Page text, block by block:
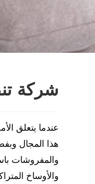
شركة
عندما يتعلق
هذا المجال
والمفروشات
والأوساخ